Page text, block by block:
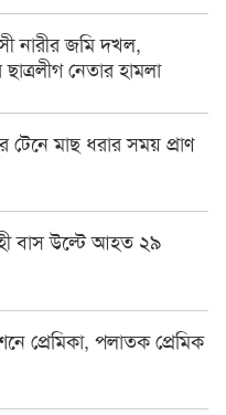
নারীর জমি দখল,
নেতার হামলা
টেনে মাছ ধরার সময় প্রাণ
বাস উল্টে আহত ২৯
প্রেমিকা, পলাতক প্রেমিক